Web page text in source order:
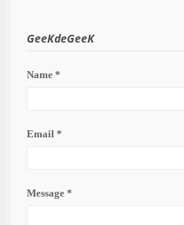
GeeKdeGeeK
Name *
Email *
Message *